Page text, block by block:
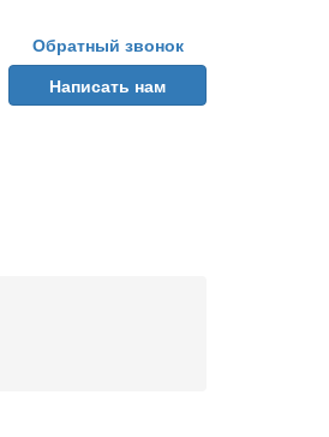
Обратный звонок
Написать нам